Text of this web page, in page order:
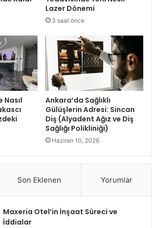
Lazer Dönemi
3 saat önce
Nasıl
Ankara’da Sağlıklı
Gülüşlerin Adresi: Sincan
Diş (Alyadent Ağız ve Diş
Sağlığı Polikliniği)
Haziran 10, 2026
Son Eklenen Yorumlar
Maxeria Otel’in İnşaat Süreci ve
İddialar